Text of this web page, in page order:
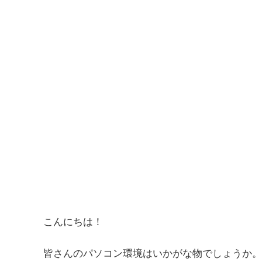
こんにちは！
皆さんのパソコン環境はいかがな物でしょうか。